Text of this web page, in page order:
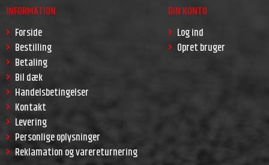
INFORMATION
Forside
Bestilling
Betaling
Bil dæk
Handelsbetingelser
Kontakt
Levering
Personlige oplysninger
Reklamation og varereturnering
DIN KONTO
Log ind
Opret bruger